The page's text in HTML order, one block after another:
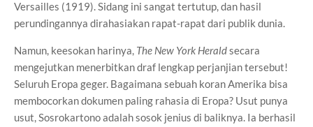
Versailles (1919). Sidang ini sangat tertutup, dan hasil
perundingannya dirahasiakan rapat-rapat dari publik dunia.
Namun, keesokan harinya, The New York Heraldsecara
mengejutkan menerbitkan draf lengkap perjanjian tersebut!
Seluruh Eropa geger. Bagaimana sebuah koran Amerika bisa
membocorkan dokumen paling rahasia di Eropa? Usut punya
usut, Sosrokartono adalah sosok jenius di baliknya. Ia berhasil